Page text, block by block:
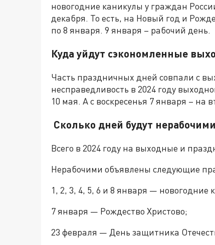
новогодние каникулы у граждан
декабря. То есть, на Новый год и
по 8 января. 9 января – рабочий день.
Куда уйдут сэкономленные
Часть праздничных дней совпали с
несправедливость в 2024 году
10 мая. А с воскресенья 7 января – на
Сколько дней будут нерабочими
Всего в 2024 году на выходные и
Нерабочими объявлены следующие
1, 2, 3, 4, 5, 6 и 8 января — новогодние
7 января — Рождество Христово;
23 февраля — День защитника